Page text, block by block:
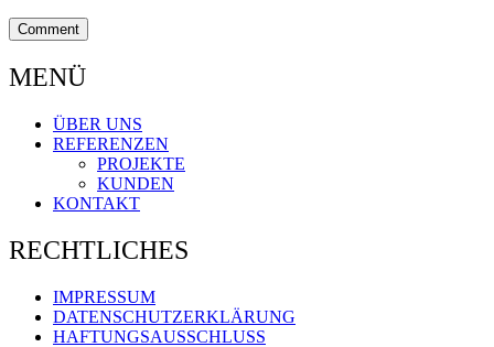
MENÜ
ÜBER UNS
REFERENZEN
PROJEKTE
KUNDEN
KONTAKT
RECHTLICHES
IMPRESSUM
DATENSCHUTZERKLÄRUNG
HAFTUNGSAUSSCHLUSS